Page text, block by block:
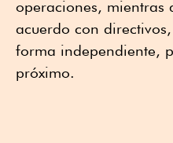
operaciones, mientras
acuerdo con
forma independiente,
próximo.